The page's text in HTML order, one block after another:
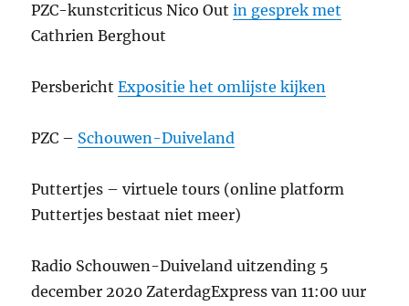
PZC-kunstcriticus Nico Outin gesprek met
Cathrien Berghout
PersberichtExpositie het omlijste kijken
PZC – Schouwen-Duiveland
Puttertjes – virtuele tours (online platform
Puttertjes bestaat niet meer)
Radio Schouwen-Duiveland uitzending 5
december 2020 ZaterdagExpress van 11:00 uur